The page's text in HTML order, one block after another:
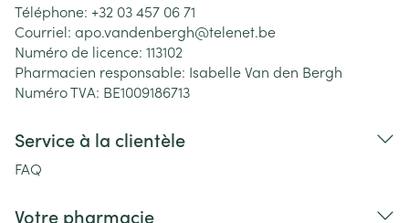
Téléphone: +32 03 457 06 71
Courriel: apo.vandenbergh@telenet.be
Numéro de licence: 113102
Pharmacien responsable: Isabelle Van den Bergh
Numéro TVA: BE1009186713
Service à la clientèle
FAQ
Votre pharmacie